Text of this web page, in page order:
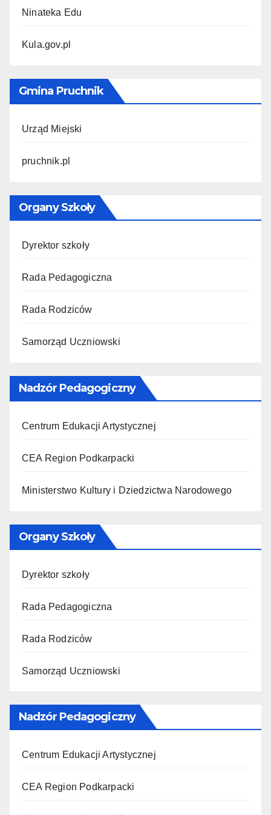
Ninateka Edu
Kula.gov.pl
Gmina Pruchnik
Urząd Miejski
pruchnik.pl
Organy Szkoły
Dyrektor szkoły
Rada Pedagogiczna
Rada Rodziców
Samorząd Uczniowski
Nadzór Pedagogiczny
Centrum Edukacji Artystycznej
CEA Region Podkarpacki
Ministerstwo Kultury i Dziedzictwa Narodowego
Organy Szkoły
Dyrektor szkoły
Rada Pedagogiczna
Rada Rodziców
Samorząd Uczniowski
Nadzór Pedagogiczny
Centrum Edukacji Artystycznej
CEA Region Podkarpacki